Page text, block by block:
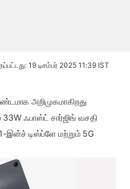
19 டிசம்பர் 2025 11:39 IST
அறிமுகமாகிறது
33W ஃபாஸ்ட் சார்ஜிங் வசதி
இன்ச் டிஸ்ப்ளே மற்றும் 5G